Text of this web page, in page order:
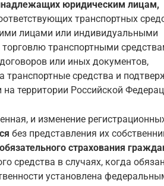
юридическим лицам,
транспортных
лицами или индивидуальными
транспортными
или иных документов,
транспортные средства и
территории Российской
и изменение
без представления их
страхования
средства в случаях, когда
установлена